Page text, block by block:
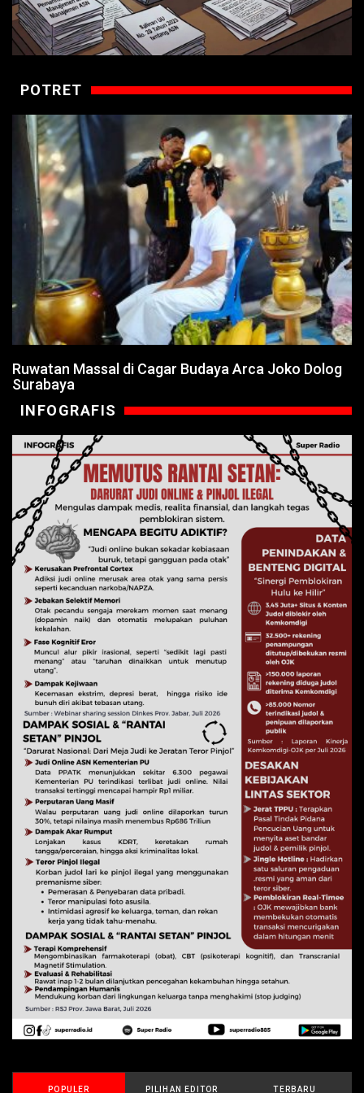
POTRET
Ruwatan Massal di Cagar Budaya Arca Joko Dolog
Surabaya
INFOGRAFIS
POPULER PILIHAN EDITOR TERBARU